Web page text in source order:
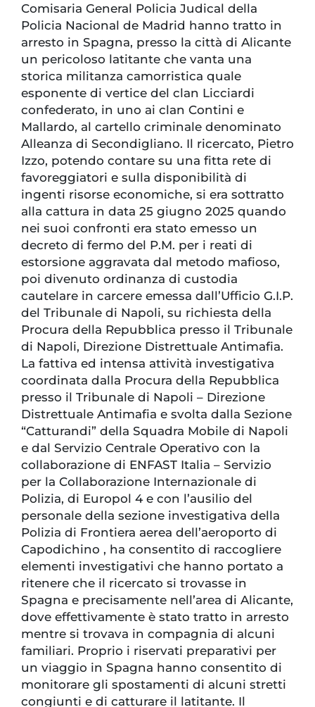
Comisaria General Policia Judical della
Policia Nacional de Madrid hanno tratto in
arresto in Spagna, presso la città di Alicante
un pericoloso latitante che vanta una
storica militanza camorristica quale
esponente di vertice del clan Licciardi
confederato, in uno ai clan Contini e
Mallardo, al cartello criminale denominato
Alleanza di Secondigliano. Il ricercato, Pietro
Izzo, potendo contare su una fitta rete di
favoreggiatori e sulla disponibilità di
ingenti risorse economiche, si era sottratto
alla cattura in data 25 giugno 2025 quando
nei suoi confronti era stato emesso un
decreto di fermo del P.M. per i reati di
estorsione aggravata dal metodo mafioso,
poi divenuto ordinanza di custodia
cautelare in carcere emessa dall’Ufficio G.I.P.
del Tribunale di Napoli, su richiesta della
Procura della Repubblica presso il Tribunale
di Napoli, Direzione Distrettuale Antimafia.
La fattiva ed intensa attività investigativa
coordinata dalla Procura della Repubblica
presso il Tribunale di Napoli – Direzione
Distrettuale Antimafia e svolta dalla Sezione
“Catturandi” della Squadra Mobile di Napoli
e dal Servizio Centrale Operativo con la
collaborazione di ENFAST Italia – Servizio
per la Collaborazione Internazionale di
Polizia, di Europol 4 e con l’ausilio del
personale della sezione investigativa della
Polizia di Frontiera aerea dell’aeroporto di
Capodichino , ha consentito di raccogliere
elementi investigativi che hanno portato a
ritenere che il ricercato si trovasse in
Spagna e precisamente nell’area di Alicante,
dove effettivamente è stato tratto in arresto
mentre si trovava in compagnia di alcuni
familiari. Proprio i riservati preparativi per
un viaggio in Spagna hanno consentito di
monitorare gli spostamenti di alcuni stretti
congiunti e di catturare il latitante. Il